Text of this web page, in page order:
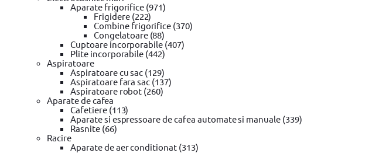
Aparate frigorifice (971)
Frigidere (222)
Combine frigorifice (370)
Congelatoare (88)
Cuptoare incorporabile (407)
Plite incorporabile (442)
Aspiratoare
Aspiratoare cu sac (129)
Aspiratoare fara sac (137)
Aspiratoare robot (260)
Aparate de cafea
Cafetiere (113)
Aparate si espressoare de cafea automate si manuale (339)
Rasnite (66)
Racire
Aparate de aer conditionat (313)
Modalitati de plata
Plata online prin card
Suport rate
Confidentialitate
Contul meu / Înregistrare cont
Cum cumpar?
Cum platesc?
Garantie si returnare
Mod de livrare